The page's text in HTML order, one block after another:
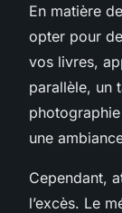
En matière
opter pour
vos livres,
parallèle, un
une
Cependant,
l’excès. Le